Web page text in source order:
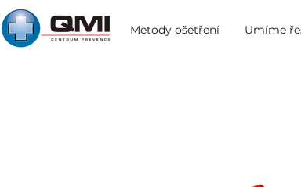
Metody ošetření Umíme